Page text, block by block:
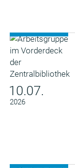
10.07.
2026